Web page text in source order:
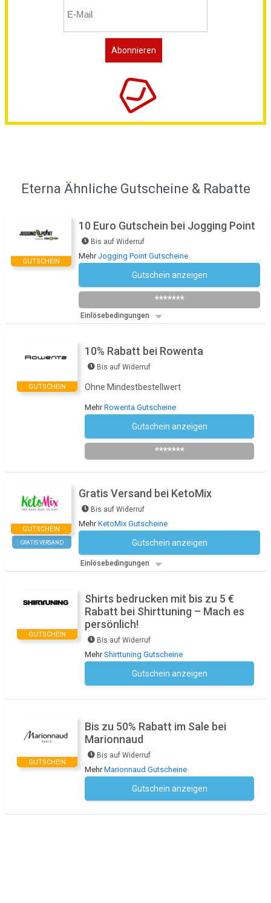
Eterna Ähnliche Gutscheine & Rabatte
GUTSCHEIN
10 Euro Gutschein bei Jogging Point
Bis auf Widerruf
MehrJogging Point Gutscheine
Gutschein anzeigen
*******
Einlösebedingungen
GUTSCHEIN
10% Rabatt bei Rowenta
Bis auf Widerruf
Ohne Mindestbestellwert
MehrRowenta Gutscheine
Gutschein anzeigen
*******
GUTSCHEIN
GRATIS VERSAND
Gratis Versand bei KetoMix
Bis auf Widerruf
MehrKetoMix Gutscheine
Gutschein anzeigen
Einlösebedingungen
GUTSCHEIN
Shirts bedrucken mit bis zu 5 €
Rabatt bei Shirttuning – Mach es
persönlich!
Bis auf Widerruf
MehrShirttuning Gutscheine
Gutschein anzeigen
GUTSCHEIN
Bis zu 50% Rabatt im Sale bei
Marionnaud
Bis auf Widerruf
MehrMarionnaud Gutscheine
Gutschein anzeigen